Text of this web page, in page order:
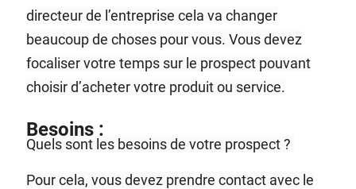
directeur de l’entreprise cela va changer
beaucoup de choses pour vous. Vous devez
focaliser votre temps sur le prospect pouvant
choisir d’acheter votre produit ou service.
Besoins :
Quels sont les besoins de votre prospect ?
Pour cela, vous devez prendre contact avec le